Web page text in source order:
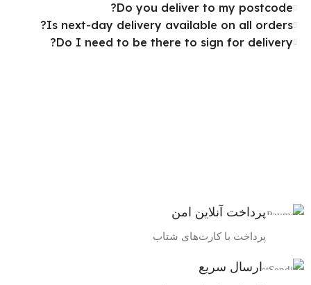
Do you deliver to my postcode?
Is next-day delivery available on all orders?
Do I need to be there to sign for delivery?
پرداخت آنلاین امن
پرداخت با کارت‌های شتاب
ارسال سریع